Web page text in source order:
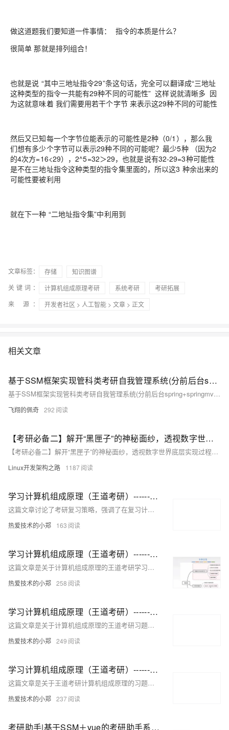
做这道题我们要知道一件事情： 指令的本质是什么？
很简单 那就是排列组合！
也就是说 “其中三地址指令29”条这句话，完全可以翻译成“三地址
这种类型的指令一共能有29种不同的可能性” 这样说就清晰多 因
为这就意味着 我们需要用若干个字节 来表示这29种不同的可能性
然后又已知每一个字节位能表示的可能性是2种（0/1），那么我
们想有多少个字节可以表示29种不同的可能呢？最少5种 （因为2
的4次方=16<29），2^5=32＞29，也就是说有32-29=3种可能性
是不在三地址指令这种类型的指令集里面的，所以这3 种余出来的
可能性要被利用
就在下一种 “二地址指令集”中利用到
文章标签： 存储
知识图谱
关键词：
计算机组成原理考研 系统考研
考研拓展
来 源：
开发者社区 > 人工智能 > 文章 > 正文
相关文章
基于SSM框架实现管科类考研自我管理系统(分前后台spring+springmvc+mybatis+maven+jsp+jquery)
基于SSM框架实现管科类考研自我管理系统(分前后台spring+springmvc+mybatis+maven+jsp+jquery)
飞翔的佩奇 292
【考研必备二】解开“黑匣子”的神秘面纱，透视数字世界底层实现过程（计算机组成原理）（下）
【考研必备二】解开“黑匣子”的神秘面纱，透视数字世界底层实现过程（计算机组成原理）
Linux开发架构之路 1187
学习计算机组成原理（王道考研）------第十天
这篇文章讨论了考研复习策略，强调了在复习计算机组成原理等科目时，仔细阅读课本的重要性，并指出了在后期复习中课本知识对于提升解题能力的关键作用。
热爱技术的小郑 163
学习计算机组成原理（王道考研）------第十一天https://zhengyz.blog.csdn.net/article/details/121706379?spm=1001.2014.3001.5502
这篇文章是关于计算机组成原理的王道考研学习笔记，主要介绍了半导体存储器RAM和ROM的相关知识。
热爱技术的小郑 258
学习计算机组成原理（王道考研）------第九天
这篇文章是关于计算机组成原理的王道考研习题解析，主要讨论了强制类型转换、数据存储和排列（大小端模式），以及浮点数的表示方法。
热爱技术的小郑 249
学习计算机组成原理（王道考研）------第八天
这篇文章是关于王道考研计算机组成原理的习题讲解，主要讨论了暂存寄存器、通用寄存器组和带有移位功能的寄存器在单总线结构计算机中的作用和重要性。
热爱技术的小郑 237
考研助手|基于SSM＋vue的考研助手系统的设计与实现(源码+数据库+文档)